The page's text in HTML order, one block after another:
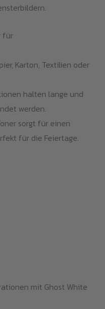
für
Karton, Textilien oder
halten lange und
werden.
sorgt für einen
für die Feiertage.
mit Ghost White